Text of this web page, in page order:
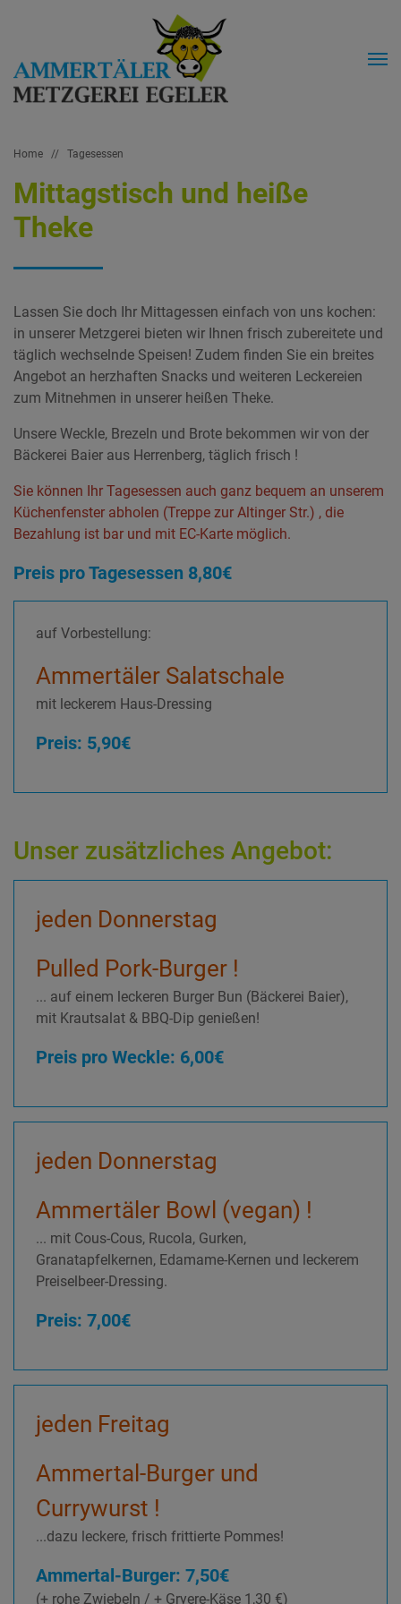
Home // Tagesessen
Mittagstisch und heiße
Theke
Lassen Sie doch Ihr Mittagessen einfach von uns kochen:
in unserer Metzgerei bieten wir Ihnen frisch zubereitete und
täglich wechselnde Speisen! Zudem finden Sie ein breites
Angebot an herzhaften Snacks und weiteren Leckereien
zum Mitnehmen in unserer heißen Theke.
Unsere Weckle, Brezeln und Brote bekommen wir von der
Bäckerei Baier aus Herrenberg, täglich frisch !
Sie können Ihr Tagesessen auch ganz bequem an unserem
Küchenfenster abholen (Treppe zur Altinger Str.) , die
Bezahlung ist bar und mit EC-Karte möglich.
Preis pro Tagesessen 8,80€
auf Vorbestellung:
Ammertäler Salatschale
mit leckerem Haus-Dressing
Preis: 5,90€
Unser zusätzliches Angebot:
jeden Donnerstag
Pulled Pork-Burger !
... auf einem leckeren Burger Bun (Bäckerei Baier),
mit Krautsalat & BBQ-Dip genießen!
Preis pro Weckle: 6,00€
jeden Donnerstag
Ammertäler Bowl (vegan) !
... mit Cous-Cous, Rucola, Gurken,
Granatapfelkernen, Edamame-Kernen und leckerem
Preiselbeer-Dressing.
Preis: 7,00€
jeden Freitag
Ammertal-Burger und
Currywurst !
...dazu leckere, frisch frittierte Pommes!
Ammertal-Burger: 7,50€
(+ rohe Zwiebeln / + Gryere-Käse 1,30 €)